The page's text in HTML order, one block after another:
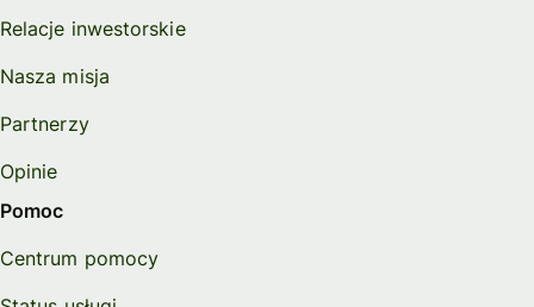
Relacje inwestorskie
Nasza misja
Partnerzy
Opinie
Pomoc
Centrum pomocy